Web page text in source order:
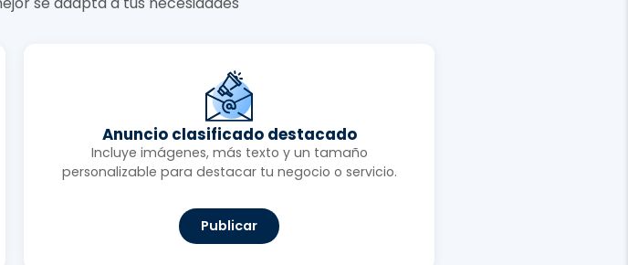
Anuncio clasificado destacado
Incluye imágenes, más texto y un tamaño
personalizable para destacar tu negocio o servicio.
Publicar